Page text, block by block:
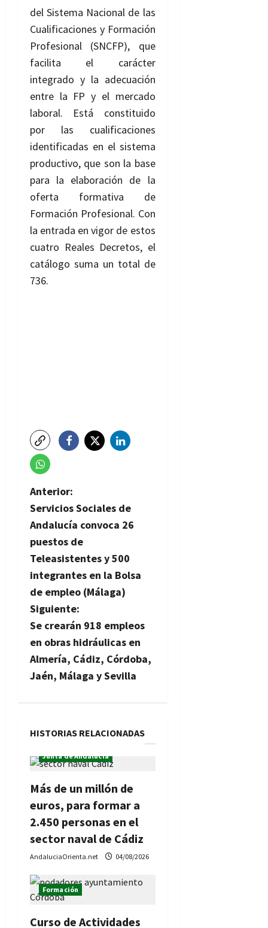
del Sistema Nacional de las
Cualificaciones y Formación
Profesional (SNCFP), que
facilita el carácter
integrado y la adecuación
entre la FP y el mercado
laboral. Está constituido
por las cualificaciones
identificadas en el sistema
productivo, que son la base
para la elaboración de la
oferta formativa de
Formación Profesional. Con
la entrada en vigor de estos
cuatro Reales Decretos, el
catálogo suma un total de
736.
N
a
v
e
g
a
c
i
e
e
n
t
r
a
d
Anterior:
Servicios Sociales de
Andalucía convoca 26
puestos de
Teleasistentes y 500
integrantes en la Bolsa
de empleo (Málaga)
Siguiente:
Se crearán 918 empleos
en obras hidráulicas en
Almería, Cádiz, Córdoba,
Jaén, Málaga y Sevilla
HISTORIAS RELACIONADAS
Junta de Andalucía
Más de un millón de
euros, para formar a
2.450 personas en el
sector naval de Cádiz
AndaluciaOrienta.net 04/08/2026
Formación
Curso de Actividades